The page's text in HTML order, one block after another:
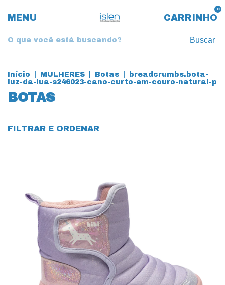
MENU CARRINHO
0
Buscar
Início MULHERES Botas
breadcrumbs.bota-
luz-da-lua-s246023-cano-curto-em-couro-natural-p
BOTAS
FILTRAR E ORDENAR